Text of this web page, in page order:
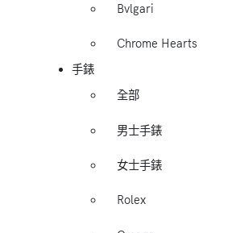
Bvlgari
Chrome Hearts
手錶
全部
男士手錶
女士手錶
Rolex